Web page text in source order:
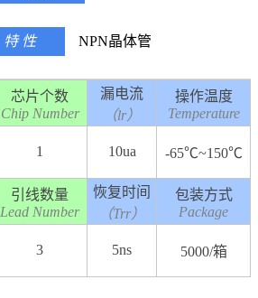
特 性 NPN晶体管
芯片个数
Chip Number
漏电流
（lr）
操作温度
Temperature
1 10ua -65℃~150℃
引线数量
Lead Number
恢复时间
（Trr）
包装方式
Package
3 5ns 5000/箱